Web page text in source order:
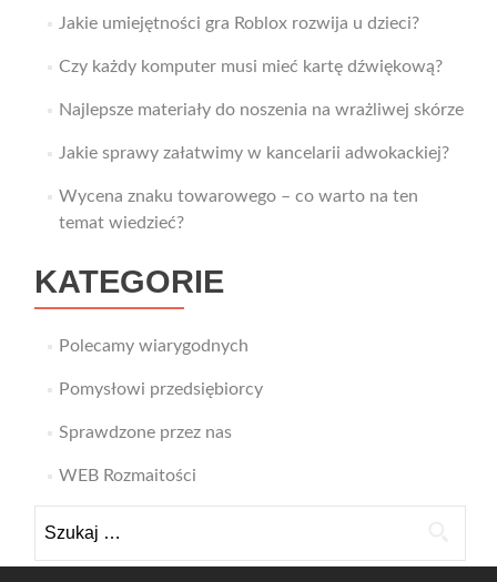
Jakie umiejętności gra Roblox rozwija u dzieci?
Czy każdy komputer musi mieć kartę dźwiękową?
Najlepsze materiały do noszenia na wrażliwej skórze
Jakie sprawy załatwimy w kancelarii adwokackiej?
Wycena znaku towarowego – co warto na ten
temat wiedzieć?
KATEGORIE
Polecamy wiarygodnych
Pomysłowi przedsiębiorcy
Sprawdzone przez nas
WEB Rozmaitości